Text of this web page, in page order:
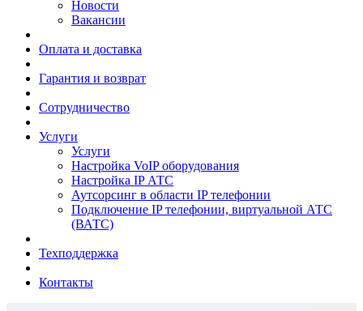
Новости
Вакансии
Оплата и доставка
Гарантия и возврат
Сотрудничество
Услуги
Услуги
Настройка VoIP оборудования
Настройка IP АТС
Аутсорсинг в области IP телефонии
Подключение IP телефонии, виртуальной АТС
(ВАТС)
Техподдержка
Контакты